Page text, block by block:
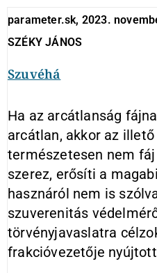
parameter.sk, 2023.
SZÉKY JÁNOS
Szuvéhá
Ha az arcátlanság
arcátlan, akkor az
természetesen nem
szerez, erősíti a
hasznáról nem is
szuverenitás
törvényjavaslatra
frakcióvezetője